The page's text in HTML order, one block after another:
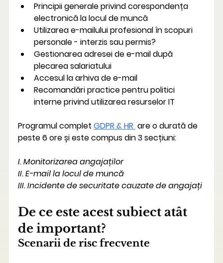
Principii generale privind corespondența
electronică la locul de muncă
Utilizarea e-mailului profesional în scopuri
personale - interzis sau permis?
Gestionarea adresei de e-mail după
plecarea salariatului
Accesul la arhiva de e-mail
Recomandări practice pentru politici
interne privind utilizarea resurselor IT
Programul complet GDPR & HR are o durată de
peste 6 ore și este compus din 3 secțiuni:
I. Monitorizarea angajaților
II. E-mail la locul de muncă
III. Incidente de securitate cauzate de angajați
De ce este acest subiect atât
de important?
Scenarii de risc frecvente